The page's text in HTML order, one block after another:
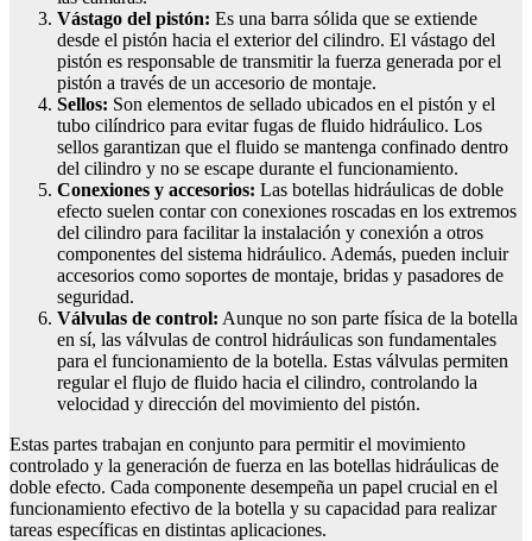
Vástago del pistón: Es una barra sólida que se extiende
desde el pistón hacia el exterior del cilindro. El vástago del
pistón es responsable de transmitir la fuerza generada por el
pistón a través de un accesorio de montaje.
Sellos: Son elementos de sellado ubicados en el pistón y el
tubo cilíndrico para evitar fugas de fluido hidráulico. Los
sellos garantizan que el fluido se mantenga confinado dentro
del cilindro y no se escape durante el funcionamiento.
Conexiones y accesorios: Las botellas hidráulicas de doble
efecto suelen contar con conexiones roscadas en los extremos
del cilindro para facilitar la instalación y conexión a otros
componentes del sistema hidráulico. Además, pueden incluir
accesorios como soportes de montaje, bridas y pasadores de
seguridad.
Válvulas de control: Aunque no son parte física de la botella
en sí, las válvulas de control hidráulicas son fundamentales
para el funcionamiento de la botella. Estas válvulas permiten
regular el flujo de fluido hacia el cilindro, controlando la
velocidad y dirección del movimiento del pistón.
Estas partes trabajan en conjunto para permitir el movimiento
controlado y la generación de fuerza en las botellas hidráulicas de
doble efecto. Cada componente desempeña un papel crucial en el
funcionamiento efectivo de la botella y su capacidad para realizar
tareas específicas en distintas aplicaciones.